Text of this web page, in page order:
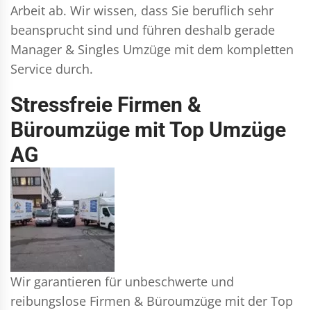
Arbeit ab. Wir wissen, dass Sie beruflich sehr
beansprucht sind und führen deshalb gerade
Manager & Singles Umzüge mit dem kompletten
Service durch.
Stressfreie Firmen &
Büroumzüge mit Top Umzüge
AG
Wir garantieren für unbeschwerte und
reibungslose Firmen & Büroumzüge mit der Top